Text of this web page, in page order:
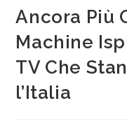
Ancora Più
Machine
TV Che
l’Italia